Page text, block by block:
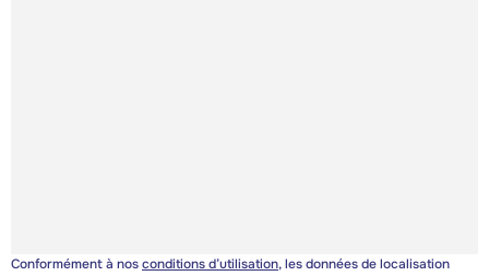
Conformément à nosconditions d’utilisation, les données de localisation